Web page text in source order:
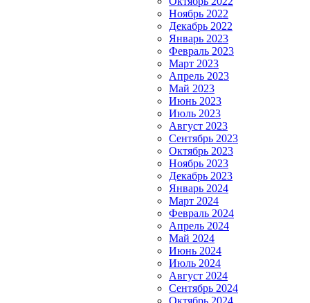
Ноябрь 2022
Декабрь 2022
Январь 2023
Февраль 2023
Март 2023
Апрель 2023
Май 2023
Июнь 2023
Июль 2023
Август 2023
Сентябрь 2023
Октябрь 2023
Ноябрь 2023
Декабрь 2023
Январь 2024
Март 2024
Февраль 2024
Апрель 2024
Май 2024
Июнь 2024
Июль 2024
Август 2024
Сентябрь 2024